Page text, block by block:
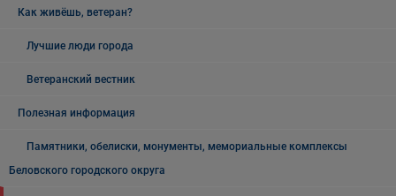
Как живёшь, ветеран?
Лучшие люди города
Ветеранский вестник
Полезная информация
Памятники, обелиски, монументы, мемориальные комплексы
Беловского городского округа